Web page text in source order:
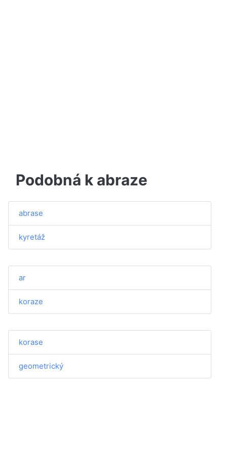
Podobná k abraze
abrase
kyretáž
ar
koraze
korase
geometrický